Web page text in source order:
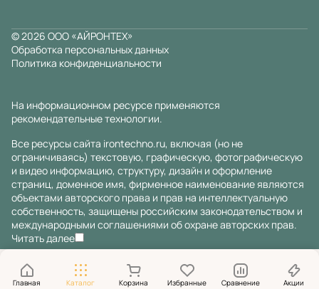
Главная Каталог Корзина Избранные Сравнение Акции
© 2026 ООО «АЙРОНТЕХ»
Обработка персональных данных
Политика конфиденциальности
На информационном ресурсе применяются
рекомендательные технологии.
Все ресурсы сайта irontechno.ru, включая (но не
ограничиваясь) текстовую, графическую, фотографическую
и видео информацию, структуру, дизайн и оформление
страниц, доменное имя, фирменное наименование являются
объектами авторского права и прав на интеллектуальную
собственность, защищены российским законодательством и
международными соглашениями об охране авторских прав.
Читать далее